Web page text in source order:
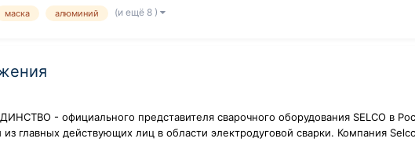
маска алюминий (и ещё 8 )
- официального представителя сварочного оборудования SELCO в
главных действующих лиц в области электродуговой сварки. Компания